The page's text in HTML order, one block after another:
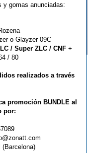
y polos ) de
y gomas anunciadas:
o Glayzer 09C
/ Super ZLC / CNF+
/ 80
realizados a través
promoción BUNDLE al
por: